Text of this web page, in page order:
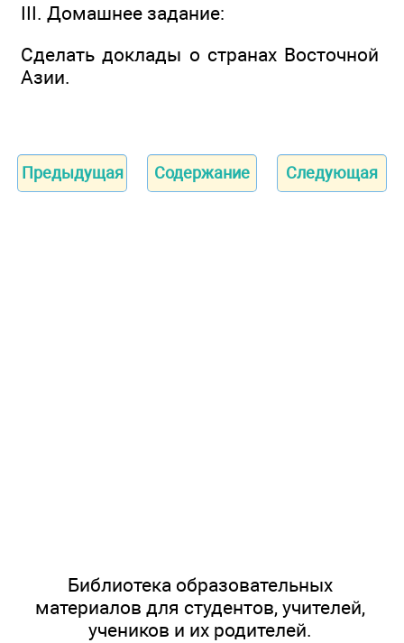
III. Домашнее задание:
Сделать доклады о странах Восточной
Азии.
Предыдущая Содержание Следующая
Библиотека образовательных
материалов для студентов, учителей,
учеников и их родителей.